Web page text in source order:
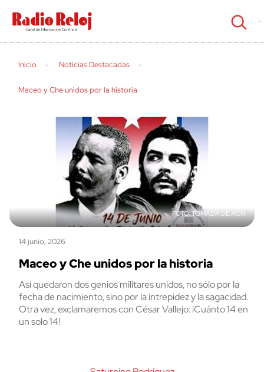
cerrar
Inicio Noticias Destacadas
Maceo y Che unidos por la historia
TOMADA DE ACN
14 junio, 2026
Maceo y Che unidos por la historia
Así quedaron dos genios militares unidos, no sólo por la
fecha de nacimiento, sino por la intrepidez y la sagacidad.
Otra vez, exclamaremos con César Vallejo: ¡Cuánto 14 en
un solo 14!